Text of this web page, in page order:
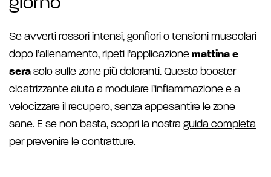
Se avverti rossori intensi, gonfiori o tensioni muscolari
dopo l’allenamento, ripeti l’applicazione mattina e
sera solo sulle zone più doloranti. Questo booster
cicatrizzante aiuta a modulare l’infiammazione e a
velocizzare il recupero, senza appesantire le zone
sane. E se non basta, scopri la nostra guida completa
per prevenire le contratture.